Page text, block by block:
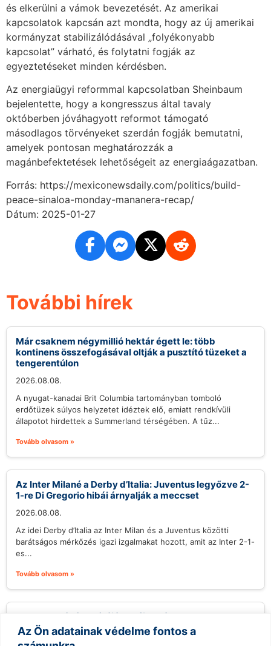
Az Ön adatainak védelme fontos a
és elkerülni a vámok bevezetését. Az amerikai
kapcsolatok kapcsán azt mondta, hogy az új amerikai
kormányzat stabilizálódásával „folyékonyabb
kapcsolat” várható, és folytatni fogják az
egyeztetéseket minden kérdésben.
Az energiaügyi reformmal kapcsolatban Sheinbaum
bejelentette, hogy a kongresszus által tavaly
októberben jóváhagyott reformot támogató
másodlagos törvényeket szerdán fogják bemutatni,
amelyek pontosan meghatározzák a
magánbefektetések lehetőségeit az energiaágazatban.
Forrás: https://mexiconewsdaily.com/politics/build-
peace-sinaloa-monday-mananera-recap/
Dátum: 2025-01-27
További hírek
Már csaknem négymillió hektár égett le: több
kontinens összefogásával oltják a pusztító tüzeket a
tengerentúlon
2026.08.08.
A nyugat-kanadai Brit Columbia tartományban tomboló
erdőtüzek súlyos helyzetet idéztek elő, emiatt rendkívüli
állapotot hirdettek a Summerland térségében. A tűz...
Tovább olvasom »
Az Inter Milané a Derby d’Italia: Juventus legyőzve 2-
1-re Di Gregorio hibái árnyalják a meccset
2026.08.08.
Az idei Derby d’Italia az Inter Milan és a Juventus közötti
barátságos mérkőzés igazi izgalmakat hozott, amit az Inter 2-1-
es...
Tovább olvasom »
Veracruz kávékultúrájának új hulláma
2026.08.08.